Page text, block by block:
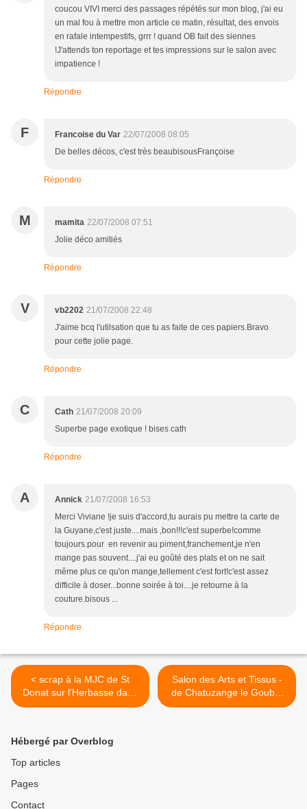
coucou VIVI merci des passages répétés sur mon blog, j'ai eu
un mal fou à mettre mon article ce matin, résultat, des envois
en rafale intempestifs, grrr ! quand OB fait des siennes
!J'attends ton reportage et tes impressions sur le salon avec
impatience !
Répondre
F Francoise du Var 22/07/2008 08:05
De belles décos, c'est très beaubisousFrançoise
Répondre
M mamita 22/07/2008 07:51
Jolie déco amitiés
Répondre
V vb2202 21/07/2008 22:48
J'aime bcq l'utilsation que tu as faite de ces papiers.Bravo
pour cette jolie page.
Répondre
C Cath 21/07/2008 20:09
Superbe page exotique ! bises cath
Répondre
A Annick 21/07/2008 16:53
Merci Viviane !je suis d'accord,tu aurais pu mettre la carte de
la Guyane,c'est juste....mais ,bon!!!c'est superbe!comme
toujours.pour en revenir au piment,franchement,je n'en
mange pas souvent....j'ai eu goûté des plats et on ne sait
même plus ce qu'on mange,tellement c'est fort!c'est assez
difficile à doser...bonne soirée à toi....je retourne à la
couture.bisous ...
Répondre
< scrap à la MJC de St
Donat sur l'Herbasse dans
la Drôme
Salon des Arts et Tissus -
de Chatuzange le Goubet
dans la Drôme >
Hébergé par Overblog
Top articles
Pages
Contact